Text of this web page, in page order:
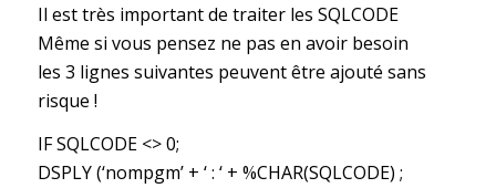
Il est très important de traiter les SQLCODE
Même si vous pensez ne pas en avoir besoin
les 3 lignes suivantes peuvent être ajouté sans
risque !
IF SQLCODE <> 0;
DSPLY (‘nompgm’ + ‘ : ‘ + %CHAR(SQLCODE) ;